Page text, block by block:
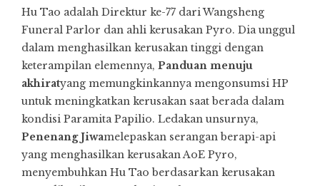
Hu Tao adalah Direktur ke-77 dari Wangsheng
Funeral Parlor dan ahli kerusakan Pyro. Dia unggul
dalam menghasilkan kerusakan tinggi dengan
keterampilan elemennya, Panduan menuju
akhiratyang memungkinkannya mengonsumsi HP
untuk meningkatkan kerusakan saat berada dalam
kondisi Paramita Papilio. Ledakan unsurnya,
Penenang Jiwamelepaskan serangan berapi-api
yang menghasilkan kerusakan AoE Pyro,
menyembuhkan Hu Tao berdasarkan kerusakan